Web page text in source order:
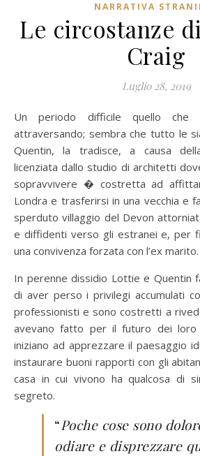
NARRATIVA
Le circostanze
Craig
Luglio 28, 2019
Un periodo difficile quello che Lottie Bredin sta
attraversando; sembra che tutto le
Quentin, la tradisce, a causa
licenziata dallo studio di architetti
sopravvivere � costretta ad
Londra e trasferirsi in una vecchia e
sperduto villaggio del Devon
e diffidenti verso gli estranei e, per
una convivenza forzata con l’ex marito.
In perenne dissidio Lottie e Quentin
di aver perso i privilegi accumulati
professionisti e sono costretti a
avevano fatto per il futuro dei
iniziano ad apprezzare il paesaggio
instaurare buoni rapporti con gli
casa in cui vivono ha qualcosa di
segreto.
“Poche cose sono
odiare e disprezzare